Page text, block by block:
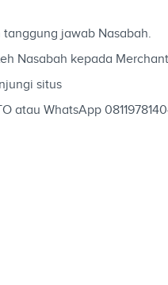
jawab Nasabah.
Nasabah kepada
situs
atau WhatsApp